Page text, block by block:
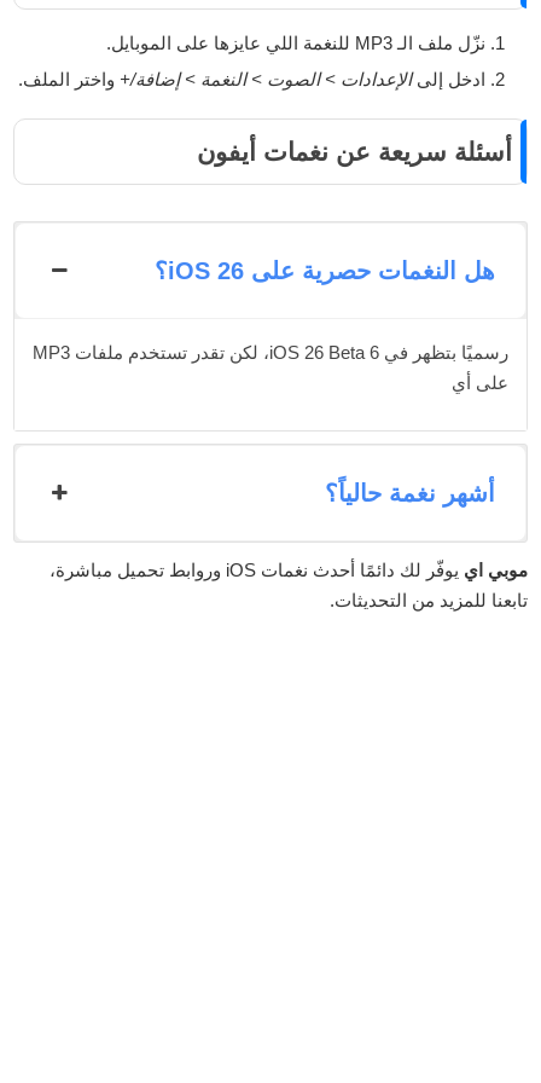
نزّل ملف الـ MP3 للنغمة اللي عايزها على الموبايل.
ادخل إلىالإعدادات > الصوت > النغمة > إضافة/+ واختر الملف.
أسئلة سريعة عن نغمات أيفون
هل النغمات حصرية على iOS 26؟
رسميًا بتظهر في iOS 26 Beta 6، لكن تقدر تستخدم ملفات MP3
على أي
أشهر نغمة حالياً؟
موبي اي
يوفّر لك دائمًا أحدث نغمات iOS وروابط تحميل مباشرة،
تابعنا للمزيد من التحديثات.